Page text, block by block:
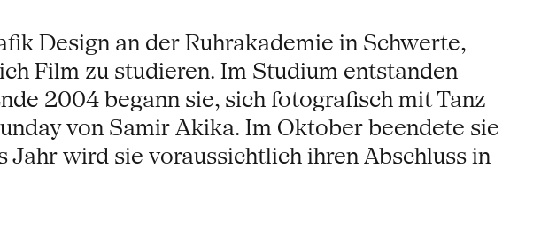
Design an der Ruhrakademie in Schwerte,
Film zu studieren. Im Studium entstanden
2004 begann sie, sich fotografisch mit Tanz
von Samir Akika. Im Oktober beendete sie
wird sie voraussichtlich ihren Abschluss in